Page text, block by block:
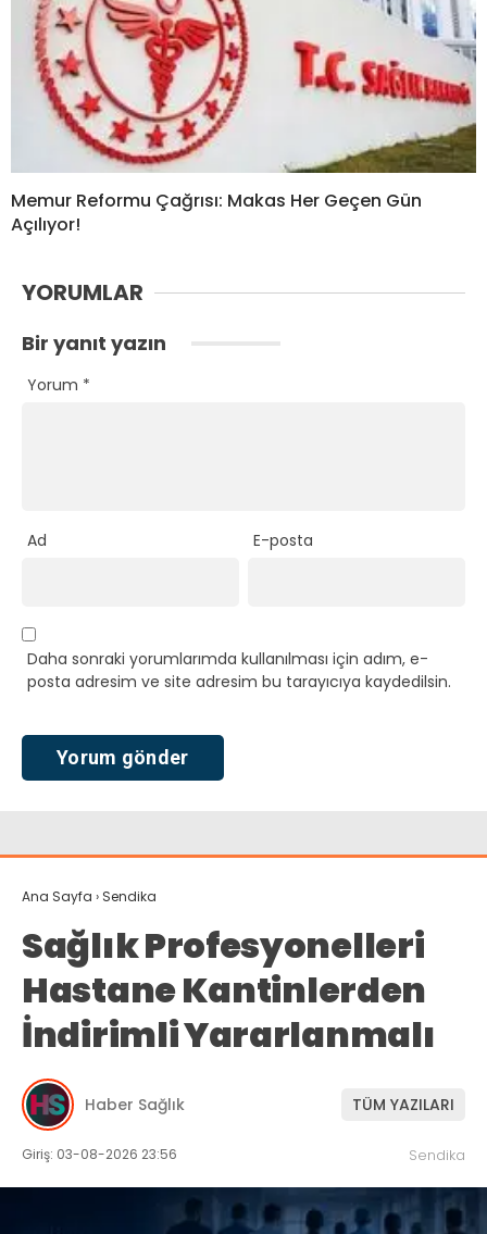
Memur Reformu Çağrısı: Makas Her Geçen Gün
Açılıyor!
YORUMLAR
Bir yanıt yazın
Yorum *
Ad E-posta
Daha sonraki yorumlarımda kullanılması için adım, e-
posta adresim ve site adresim bu tarayıcıya kaydedilsin.
Ana Sayfa › Sendika
Sağlık Profesyonelleri
Hastane Kantinlerden
İndirimli Yararlanmalı
Haber Sağlık TÜM YAZILARI
Giriş: 03-08-2026 23:56 Sendika